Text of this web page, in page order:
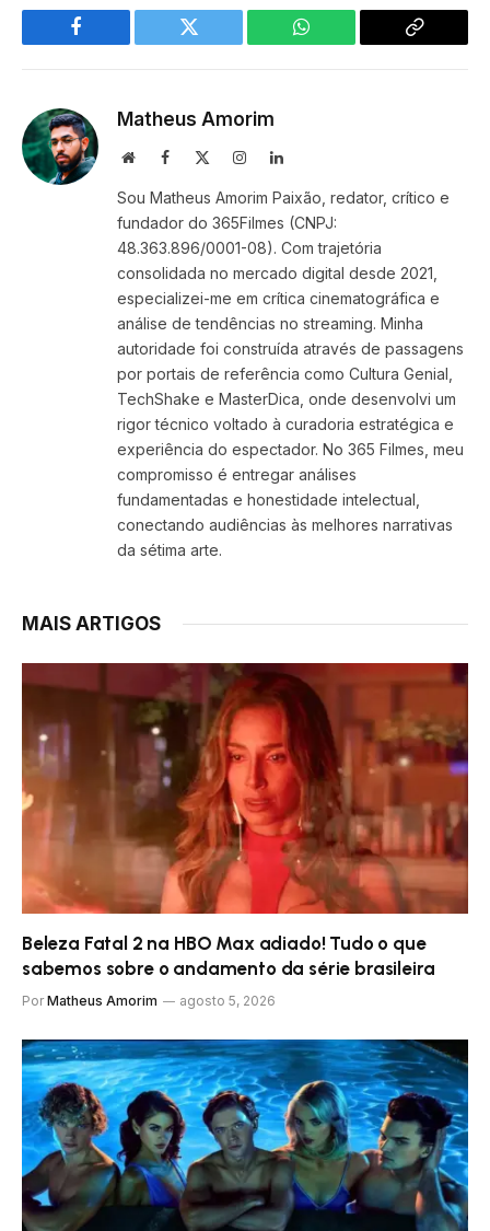
Facebook Twitter WhatsApp
Copy
Matheus Amorim
WebsiteFacebook InstagramLinkedIn
Sou Matheus Amorim Paixão, redator, crítico e
fundador do 365Filmes (CNPJ:
48.363.896/0001-08). Com trajetória
consolidada no mercado digital desde 2021,
especializei-me em crítica cinematográfica e
análise de tendências no streaming. Minha
autoridade foi construída através de passagens
por portais de referência como Cultura Genial,
TechShake e MasterDica, onde desenvolvi um
rigor técnico voltado à curadoria estratégica e
experiência do espectador. No 365 Filmes, meu
compromisso é entregar análises
fundamentadas e honestidade intelectual,
conectando audiências às melhores narrativas
da sétima arte.
MAIS ARTIGOS
Beleza Fatal 2 na HBO Max adiado! Tudo o que
sabemos sobre o andamento da série brasileira
Por Matheus Amorim agosto 5, 2026